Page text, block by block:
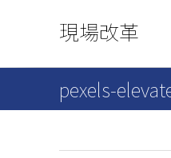
現場改革
pexels-